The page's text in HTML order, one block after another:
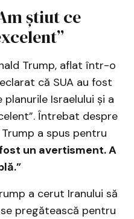
știut ce
Trump, aflat într-o
că SUA au fost
Israelului și a
Întrebat despre
a spus pentru
un avertisment. A
a cerut Iranului să
pregătească pentru